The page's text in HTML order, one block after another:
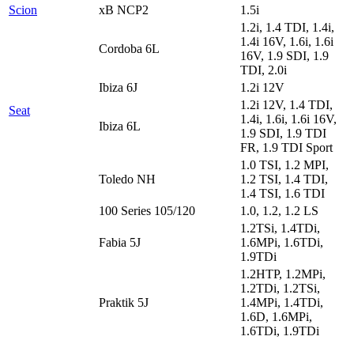
Scion
xB NCP2 1.5i
Seat
Cordoba 6L
1.2i, 1.4 TDI, 1.4i,
1.4i 16V, 1.6i, 1.6i
16V, 1.9 SDI, 1.9
TDI, 2.0i
Ibiza 6J
1.2i 12V
Ibiza 6L
1.2i 12V, 1.4 TDI,
1.4i, 1.6i, 1.6i 16V,
1.9 SDI, 1.9 TDI
FR, 1.9 TDI Sport
Toledo NH
1.0 TSI, 1.2 MPI,
1.2 TSI, 1.4 TDI,
1.4 TSI, 1.6 TDI
100 Series 105/120 1.0, 1.2, 1.2 LS
Fabia 5J
1.2TSi, 1.4TDi,
1.6MPi, 1.6TDi,
1.9TDi
Praktik 5J
1.2HTP, 1.2MPi,
1.2TDi, 1.2TSi,
1.4MPi, 1.4TDi,
1.6D, 1.6MPi,
1.6TDi, 1.9TDi